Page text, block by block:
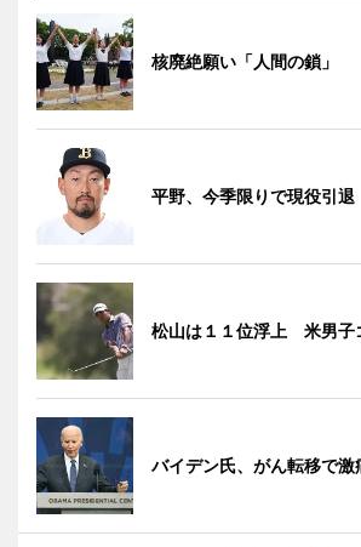
核廃絶願い「人間の鎖」
平野、今季限りで現役引
松山は１１位浮上 米男子
バイデン氏、がん転移で激